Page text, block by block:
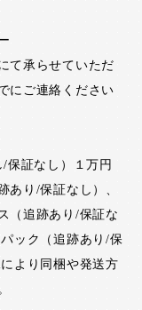
て承らせていただ
にご連絡ください
保証なし）１万円
あり/保証なし）、
（追跡あり/保証な
ック（追跡あり/保
より同梱や発送方